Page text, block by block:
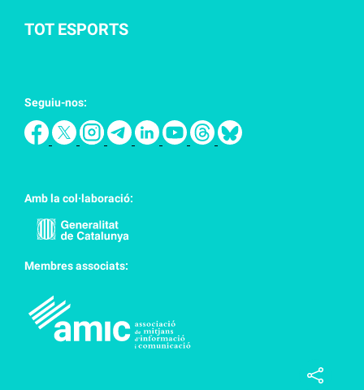
TOT ESPORTS
Seguiu-nos:
Amb la col·laboració:
Membres associats: